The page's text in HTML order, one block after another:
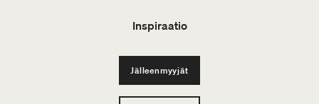
Inspiraatio
Jälleenmyyjät